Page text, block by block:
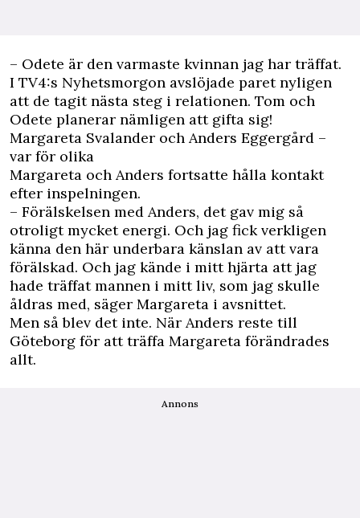
– Odete är den varmaste kvinnan jag har träffat.
I TV4:s Nyhetsmorgon avslöjade paret nyligen
att de tagit nästa steg i relationen. Tom och
Odete planerar nämligen att gifta sig!
Margareta Svalander och Anders Eggergård –
var för olika
Margareta och Anders fortsatte hålla kontakt
efter inspelningen.
– Förälskelsen med Anders, det gav mig så
otroligt mycket energi. Och jag fick verkligen
känna den här underbara känslan av att vara
förälskad. Och jag kände i mitt hjärta att jag
hade träffat mannen i mitt liv, som jag skulle
åldras med, säger Margareta i avsnittet.
Men så blev det inte. När Anders reste till
Göteborg för att träffa Margareta förändrades
allt.
Annons